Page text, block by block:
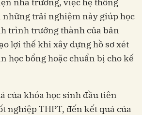
những trải nghiệm này giúp học
trình trưởng thành của bản
lợi thế khi xây dựng hồ sơ xét
học bổng hoặc chuẩn bị cho kế
của khóa học sinh đầu tiên
nghiệp THPT, đến kết quả của